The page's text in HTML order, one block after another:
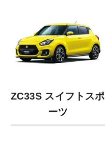
ZC33S スイフトスポ
ーツ